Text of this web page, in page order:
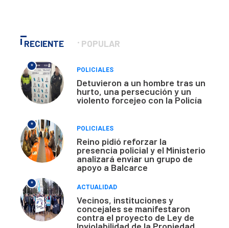
RECIENTE POPULAR
*
POLICIALES
Detuvieron a un hombre tras un
hurto, una persecución y un
violento forcejeo con la Policía
*
POLICIALES
Reino pidió reforzar la
presencia policial y el Ministerio
analizará enviar un grupo de
apoyo a Balcarce
*
ACTUALIDAD
Vecinos, instituciones y
concejales se manifestaron
contra el proyecto de Ley de